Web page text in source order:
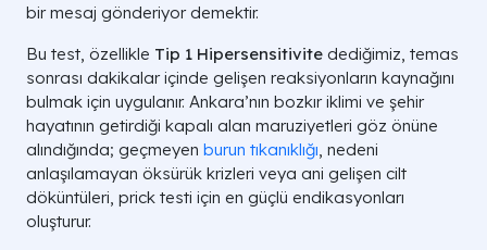
bir mesaj gönderiyor demektir.
Bu test, özellikle Tip 1 Hipersensitivite dediğimiz, temas
sonrası dakikalar içinde gelişen reaksiyonların kaynağını
bulmak için uygulanır. Ankara’nın bozkır iklimi ve şehir
hayatının getirdiği kapalı alan maruziyetleri göz önüne
alındığında; geçmeyen burun tıkanıklığı, nedeni
anlaşılamayan öksürük krizleri veya ani gelişen cilt
döküntüleri, prick testi için en güçlü endikasyonları
oluşturur.